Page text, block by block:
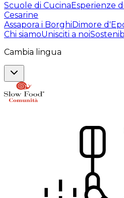
Scuole di CucinaEsperienze
Cesarine
Assapora i BorghiDimore
Chi siamoUnisciti a noi
Cambia lingua